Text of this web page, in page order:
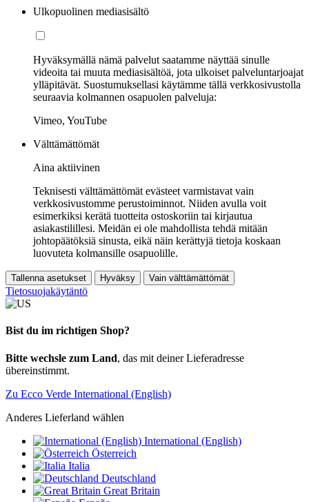
Ulkopuolinen mediasisältö
Hyväksymällä nämä palvelut saatamme näyttää sinulle
videoita tai muuta mediasisältöä, jota ulkoiset palveluntarjoajat
ylläpitävät. Suostumuksellasi käytämme tällä verkkosivustolla
seuraavia kolmannen osapuolen palveluja:
Vimeo, YouTube
Välttämättömät
Aina aktiivinen
Teknisesti välttämättömät evästeet varmistavat vain
verkkosivustomme perustoiminnot. Niiden avulla voit
esimerkiksi kerätä tuotteita ostoskoriin tai kirjautua
asiakastilillesi. Meidän ei ole mahdollista tehdä mitään
johtopäätöksiä sinusta, eikä näin kerättyjä tietoja koskaan
luovuteta kolmansille osapuolille.
Tallenna asetukset Hyväksy Vain välttämättömät
Tietosuojakäytäntö
Bist du im richtigen Shop?
Bitte wechsle zum Land, das mit deiner Lieferadresse
übereinstimmt.
Zu Ecco Verde International (English)
Anderes Lieferland wählen
International (English)
Österreich
Italia
Deutschland
Great Britain